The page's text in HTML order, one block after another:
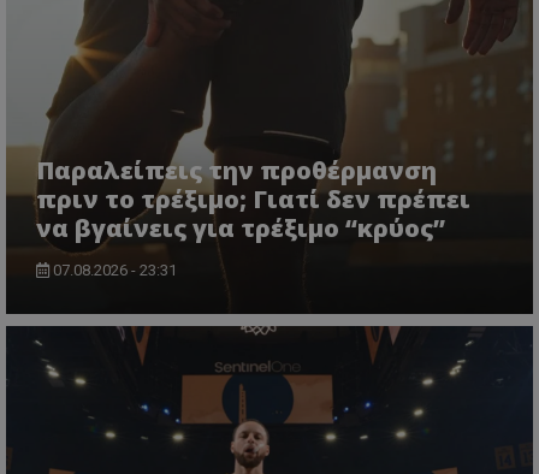
Παραλείπεις την προθέρμανση
πριν το τρέξιμο; Γιατί δεν πρέπει
να βγαίνεις για τρέξιμο “κρύος”
07.08.2026 - 23:31